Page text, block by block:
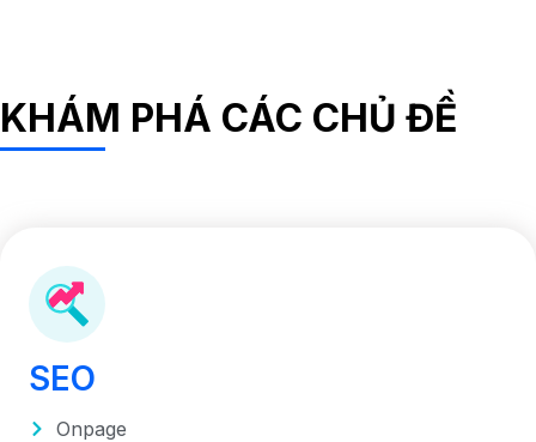
KHÁM PHÁ CÁC CHỦ ĐỀ
SEO
Onpage